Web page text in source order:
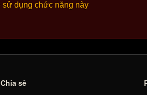
sử dụng chức năng này
Chia sẻ